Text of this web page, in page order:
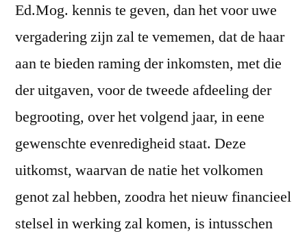
Ed.Mog. kennis te geven, dan het voor uwe
vergadering zijn zal te vememen, dat de haar
aan te bieden raming der inkomsten, met die
der uitgaven, voor de tweede afdeeling der
begrooting, over het volgend jaar, in eene
gewenschte evenredigheid staat. Deze
uitkomst, waarvan de natie het volkomen
genot zal hebben, zoodra het nieuw financieel
stelsel in werking zal komen, is intusschen